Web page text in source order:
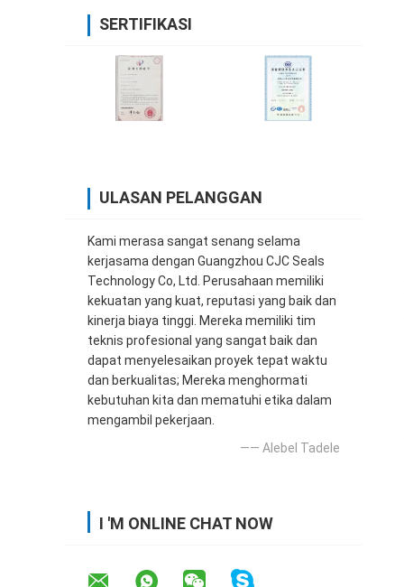
SERTIFIKASI
ULASAN PELANGGAN
Kami merasa sangat senang selama
kerjasama dengan Guangzhou CJC Seals
Technology Co, Ltd. Perusahaan memiliki
kekuatan yang kuat, reputasi yang baik dan
kinerja biaya tinggi. Mereka memiliki tim
teknis profesional yang sangat baik dan
dapat menyelesaikan proyek tepat waktu
dan berkualitas; Mereka menghormati
kebutuhan kita dan mematuhi etika dalam
mengambil pekerjaan.
—— Alebel Tadele
I 'M ONLINE CHAT NOW